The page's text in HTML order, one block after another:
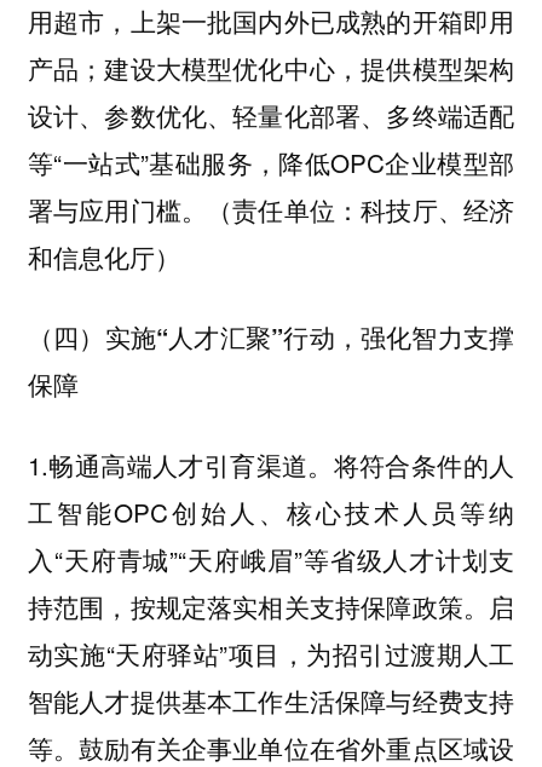
用超市，上架一批国内外已成熟的开箱即用
产品；建设大模型优化中心，提供模型架构
设计、参数优化、轻量化部署、多终端适配
等“一站式”基础服务，降低OPC企业模型部
署与应用门槛。（责任单位：科技厅、经济
和信息化厅）
（四）实施“人才汇聚”行动，强化智力支撑
保障
1.畅通高端人才引育渠道。将符合条件的人
工智能OPC创始人、核心技术人员等纳
入“天府青城”“天府峨眉”等省级人才计划支
持范围，按规定落实相关支持保障政策。启
动实施“天府驿站”项目，为招引过渡期人工
智能人才提供基本工作生活保障与经费支持
等。鼓励有关企事业单位在省外重点区域设